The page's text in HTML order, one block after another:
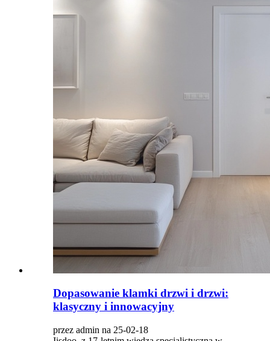
Dopasowanie klamki drzwi i drzwi:
klasyczny i innowacyjny
przez admin na 25-02-18